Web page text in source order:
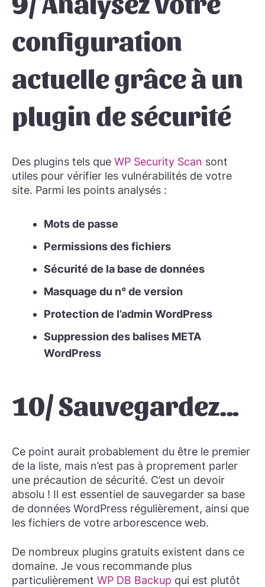
configuration
actuelle grâce à un
plugin de sécurité
Des plugins tels que WP Security Scan sont
utiles pour vérifier les vulnérabilités de votre
site. Parmi les points analysés :
Mots de passe
Permissions des fichiers
Sécurité de la base de données
Masquage du n° de version
Protection de l’admin WordPress
Suppression des balises META
WordPress
10/ Sauvegardez…
Ce point aurait probablement du être le premier
de la liste, mais n’est pas à proprement parler
une précaution de sécurité. C’est un devoir
absolu ! Il est essentiel de sauvegarder sa base
de données WordPress régulièrement, ainsi que
les fichiers de votre arborescence web.
De nombreux plugins gratuits existent dans ce
domaine. Je vous recommande plus
particulièrement WP DB Backup qui est plutôt